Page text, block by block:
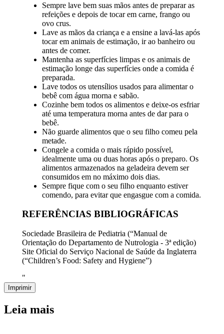
Sempre lave bem suas mãos antes de preparar as
refeições e depois de tocar em carne, frango ou
ovo crus.
Lave as mãos da criança e a ensine a lavá-las após
tocar em animais de estimação, ir ao banheiro ou
antes de comer.
Mantenha as superfícies limpas e os animais de
estimação longe das superfícies onde a comida é
preparada.
Lave todos os utensílios usados para alimentar o
bebê com água morna e sabão.
Cozinhe bem todos os alimentos e deixe-os esfriar
até uma temperatura morna antes de dar para o
bebê.
Não guarde alimentos que o seu filho comeu pela
metade.
Congele a comida o mais rápido possível,
idealmente uma ou duas horas após o preparo. Os
alimentos armazenados na geladeira devem ser
consumidos em no máximo dois dias.
Sempre fique com o seu filho enquanto estiver
comendo, para evitar que engasgue com a comida.
REFERÊNCIAS BIBLIOGRÁFICAS
Sociedade Brasileira de Pediatria (“Manual de
Orientação do Departamento de Nutrologia - 3ª edição)
Site Oficial do Serviço Nacional de Saúde da Inglaterra
(“Children’s Food: Safety and Hygiene”)
"
Imprimir
Leia mais